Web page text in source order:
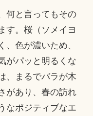
何と言ってもその
す。桜（ソメイヨ
、色が濃いため、
がパッと明るくな
、まるでバラが木
があり、春の訪れ
なポジティブなエ